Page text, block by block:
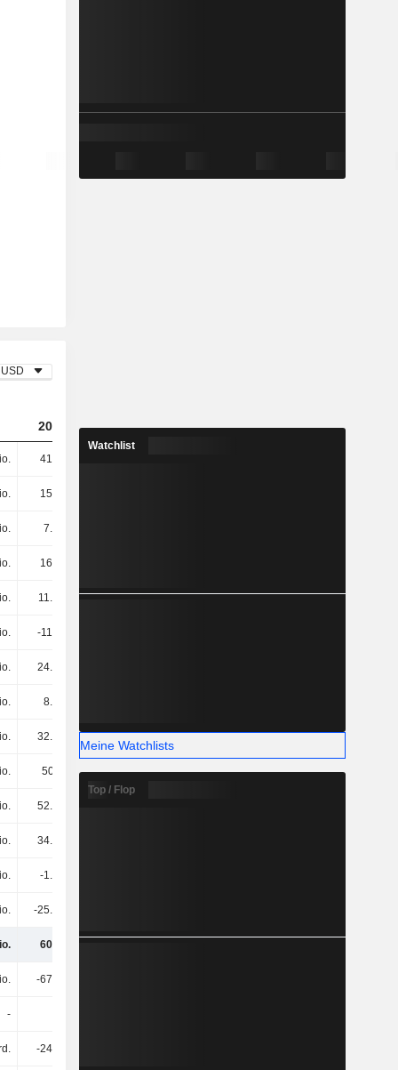
USD
2023 2024 2025
417 Mio.
157 Mio.
7.2 Mio.
164 Mio.
11.2 Mio. 13 Mio. 12.8 Mio.
-114 Mio.
24.6 Mio.
8.8 Mio.
32.9 Mio. 36.1 Mio. 30.2 Mio.
500’000 1 Mio. -
52.8 Mio.
34.2 Mio.
-1.1 Mio.
-25.4 Mio.
606 Mio.
-676 Mio.
-
-241 Mio.
Watchlist
Meine Watchlists
Top / Flop